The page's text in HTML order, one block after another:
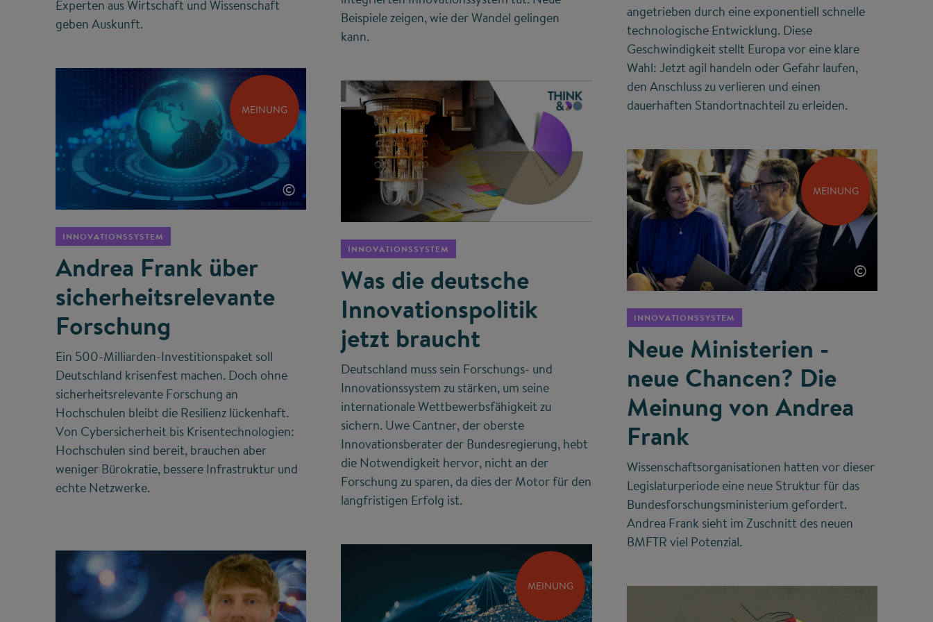
Experten aus Wirtschaft und Wissenschaft
geben Auskunft.
Beispiele zeigen, wie der Wandel gelingen
kann.
angetrieben durch eine exponentiell schnelle
technologische Entwicklung. Diese
Geschwindigkeit stellt Europa vor eine klare
Wahl: Jetzt agil handeln oder Gefahr laufen,
den Anschluss zu verlieren und einen
dauerhaften Standortnachteil zu erleiden.
MEINUNG
©
INNOVATIONSSYSTEM
Andrea Frank über
sicherheits­relevante
Forschung
Ein 500-Milliarden-Investitionspaket soll
Deutschland krisenfest machen. Doch ohne
sicherheitsrelevante Forschung an
Hochschulen bleibt die Resilienz lückenhaft.
Von Cybersicherheit bis Krisentechnologien:
Hochschulen sind bereit, brauchen aber
weniger Bürokratie, bessere Infrastruktur und
echte Netzwerke.
INNOVATIONSSYSTEM
Was die deutsche
Innovationspolitik
jetzt braucht
Deutschland muss sein Forschungs- und
Innovationssystem zu stärken, um seine
internationale Wettbewerbsfähigkeit zu
sichern. Uwe Cantner, der oberste
Innovationsberater der Bundesregierung, hebt
die Notwendigkeit hervor, nicht an der
Forschung zu sparen, da dies der Motor für den
langfristigen Erfolg ist.
MEINUNG
©
INNOVATIONSSYSTEM
Neue Ministerien -
neue Chancen? Die
Meinung von Andrea
Frank
Wissenschaftsorganisationen hatten vor dieser
Legislaturperiode eine neue Struktur für das
Bundesforschungsministerium gefordert.
Andrea Frank sieht im Zuschnitt des neuen
BMFTR viel Potenzial.
MEINUNG